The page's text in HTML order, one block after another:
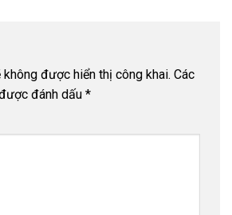
không được hiển thị công khai. Các
đánh dấu *